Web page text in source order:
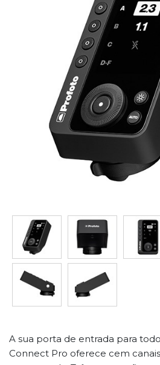
A sua porta de entrada para
Connect Pro oferece cem